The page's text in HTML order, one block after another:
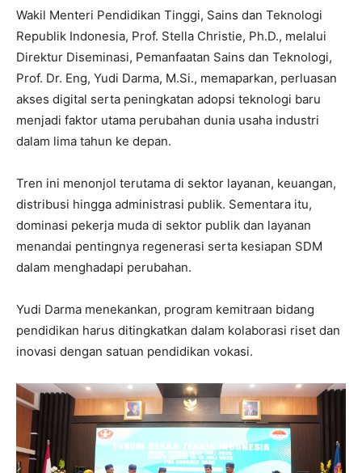
Wakil Menteri Pendidikan Tinggi, Sains dan Teknologi
Republik Indonesia, Prof. Stella Christie, Ph.D., melalui
Direktur Diseminasi, Pemanfaatan Sains dan Teknologi,
Prof. Dr. Eng, Yudi Darma, M.Si., memaparkan, perluasan
akses digital serta peningkatan adopsi teknologi baru
menjadi faktor utama perubahan dunia usaha industri
dalam lima tahun ke depan.
Tren ini menonjol terutama di sektor layanan, keuangan,
distribusi hingga administrasi publik. Sementara itu,
dominasi pekerja muda di sektor publik dan layanan
menandai pentingnya regenerasi serta kesiapan SDM
dalam menghadapi perubahan.
Yudi Darma menekankan, program kemitraan bidang
pendidikan harus ditingkatkan dalam kolaborasi riset dan
inovasi dengan satuan pendidikan vokasi.